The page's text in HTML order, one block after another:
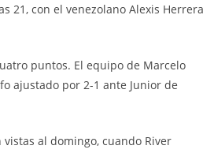
21, con el venezolano Alexis Herrera
puntos. El equipo de Marcelo
ajustado por 2-1 ante Junior de
al domingo, cuando River